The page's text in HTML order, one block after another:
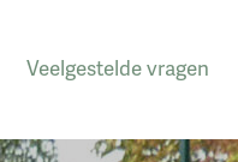
Veelgestelde vragen